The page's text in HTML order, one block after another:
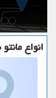
انواع